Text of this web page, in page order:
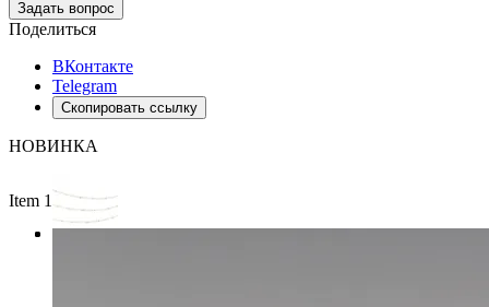
Задать вопрос
Поделиться
ВКонтакте
Telegram
Скопировать ссылку
НОВИНКА
Item 1 of 3